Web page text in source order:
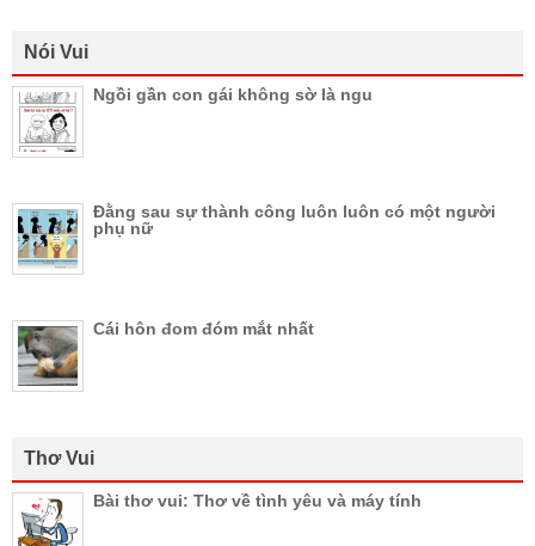
Nói Vui
Ngồi gần con gái không sờ là ngu
Đằng sau sự thành công luôn luôn có một người
phụ nữ
Cái hôn đom đóm mắt nhất
Thơ Vui
Bài thơ vui: Thơ về tình yêu và máy tính